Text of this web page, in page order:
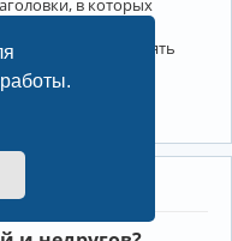
в которых
этом случае принять